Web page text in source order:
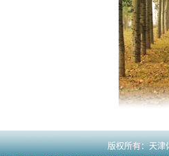
版权所有：天津